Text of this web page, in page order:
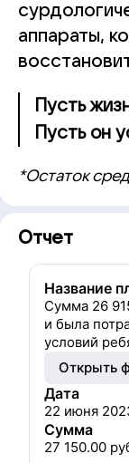
аппараты,
Пусть
Пусть он
*Остаток
Отчет
Название
Сумма 26
и была
условий
Открыть
Дата
22 июня
Сумма
27 150.00